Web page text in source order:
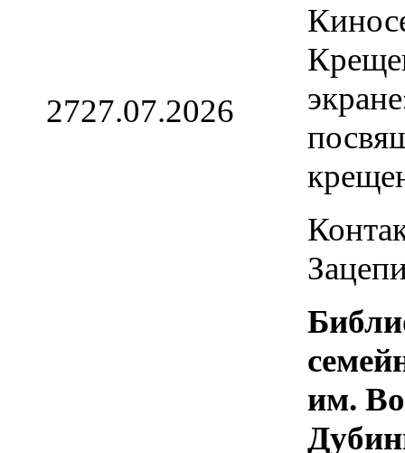
2727.07.2026
им.